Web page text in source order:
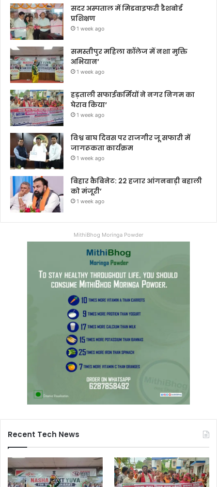
सदर अस्पताल में मिडवाइफरी डैशबोर्ड
प्रशिक्षण
1 week ago
समस्तीपुर महिला कॉलेज में नशा मुक्ति
अभियान’
1 week ago
हड़ताली सफाईकर्मियों ने नगर निगम का
घेराव किया’
1 week ago
विश्व बाघ दिवस पर राजगीर जू सफारी में
जागरूकता कार्यक्रम
1 week ago
बिहार कैबिनेट: 22 हजार आंगनबाड़ी बहाली
को मंजूरी’
1 week ago
MithiBhog Moringa Powder
Recent Tech News